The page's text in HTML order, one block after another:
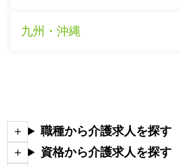
九州・沖縄
職種から介護求人を探す
資格から介護求人を探す